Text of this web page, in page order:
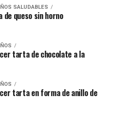
SALUDABLES
queso sin horno
tarta de chocolate a la
tarta en forma de anillo de